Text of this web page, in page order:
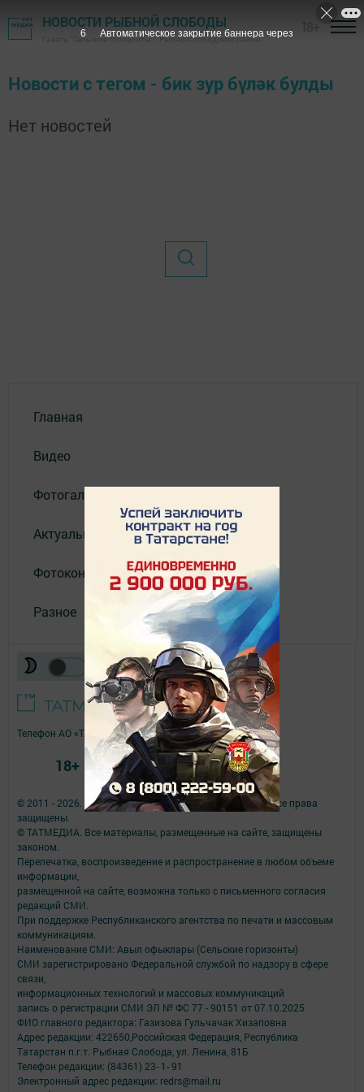
НОВОСТИ РЫБНОЙ СЛОБОДЫ
Газета "Сельские горизонты" - Рыбно-Слободский район
Новости с тегом - бик зур бүләк булды
Нет новостей
Главная
Видео
Фотогалереи
Актуальное видео
Фотоконкурс
Разное
© 2011 - 2026. Авыл офыклары (Сельские горизонты). Все права
защищены.
© ТАТМЕДИА. Все материалы, размещенные на сайте, защищены
законом.
Перепечатка, воспроизведение и распространение в любом объеме
информации,
размещенной на сайте, возможна только с письменного согласия
редакций СМИ.
При поддержке Республиканского агентства по печати и массовым
коммуникациям.
Наименование СМИ: Авыл офыклары (Сельские горизонты)
СМИ зарегистрировано Федеральной службой по надзору в сфере
связи,
информационных технологий и массовых коммуникаций
запись о регистрации СМИ ЭЛ № ФС 77 - 90151 от 07.10.2025
ФИО главного редактора: Газизова Гульчачак Хизаповна
Адрес редакции: 422650,Российская Федерация, Республика
Татарстан п.г.т. Рыбная Слобода, ул. Ленина, 81Б
Телефон редакции: (84361) 23- 1- 91
Электронный адрес редакции: redrs@mail.ru
Телефон АО «ТАТМЕДИА»:(843) 222 09 84
18+
6 Автоматическое закрытие баннера через